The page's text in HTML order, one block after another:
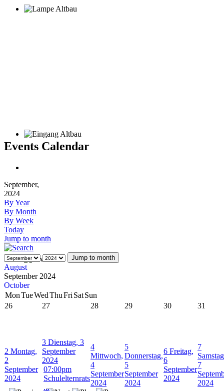
Events Calendar
September,
2024
By Year
By Month
By Week
Today
Jump to month
Jump to month
August
September 2024
October
MonTueWedThuFri SatSun
26
27 28 29 30 31
2 Montag,
2
September
2024
3 Dienstag, 3
September
2024
07:00pm
Schulelternrats
...
4
Mittwoch,
4
September
2024
5
Donnerstag,
5
September
2024
6 Freitag,
6
September
2024
7
7
2024